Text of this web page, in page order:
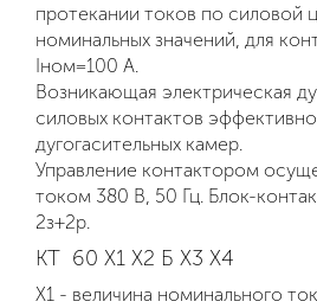
протекании токов по
номинальных значений, для
Iном=100 А.
Возникающая электрическая
силовых контактов
дугогасительных камер.
Управление контактором
током 380 В, 50 Гц. Блок-
2з+2р.
КТ 60 Х1 Х2 Б Х3 Х4
Х1 - величина номинального